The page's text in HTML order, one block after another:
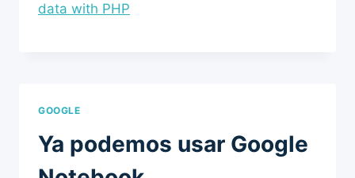
data with PHP
GOOGLE
Ya podemos usar Google